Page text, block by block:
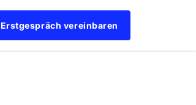
Erstgespräch vereinbaren